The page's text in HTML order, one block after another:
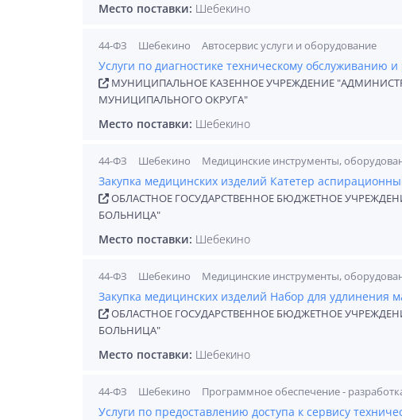
Место поставки: Шебекино
44-ФЗ Шебекино Автосервис услуги и оборудование
Услуги по диагностике техническому обслуживанию
МУНИЦИПАЛЬНОЕ КАЗЕННОЕ УЧРЕЖДЕНИЕ
МУНИЦИПАЛЬНОГО ОКРУГА"
Место поставки: Шебекино
44-ФЗ Шебекино Медицинские инструменты,
Закупка медицинских изделий Катетер
ОБЛАСТНОЕ ГОСУДАРСТВЕННОЕ БЮДЖЕТНОЕ
БОЛЬНИЦА"
Место поставки: Шебекино
44-ФЗ Шебекино Медицинские инструменты,
Закупка медицинских изделий Набор для удлинения
ОБЛАСТНОЕ ГОСУДАРСТВЕННОЕ БЮДЖЕТНОЕ
БОЛЬНИЦА"
Место поставки: Шебекино
44-ФЗ Шебекино Программное обеспечение -
Услуги по предоставлению доступа к сервису